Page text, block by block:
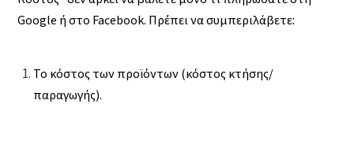
Google ή στο Facebook. Πρέπει να συμπεριλάβετε:
Το κόστος των προϊόντων (κόστος κτήσης/
παραγωγής).